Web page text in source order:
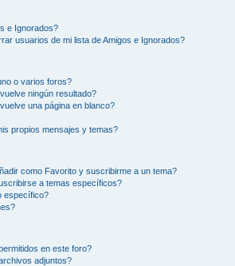
e Ignorados?
usuarios de mi lista de Amigos e Ignorados?
o varios foros?
ningún resultado?
una página en blanco?
propios mensajes y temas?
como Favorito y suscribirme a un tema?
a temas específicos?
específico?
en este foro?
adjuntos?